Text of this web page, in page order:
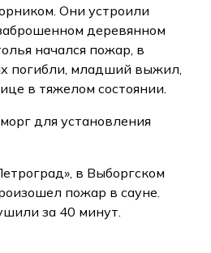
Они устроили
деревянном
начался пожар, в
погибли, младший выжил,
в тяжелом состоянии.
для установления
в Выборгском
пожар в сауне.
за 40 минут.